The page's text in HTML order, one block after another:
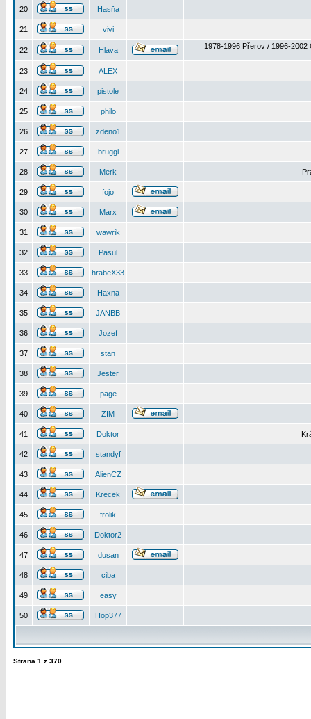
20 Hasňa
21 vivi
22 Hlava 1978-1996 Přerov / 1996-2002
23 ALEX
24 pistole
25 philo
26 zdeno1
27 bruggi
28 Merk
29 fojo
30 Marx
31 wawrik
32 Pasul
33 hrabeX33
34 Haxna
35 JANBB
36 Jozef
37 stan
38 Jester
39 page
40 ZIM
41 Doktor
42 standyf
43 AlienCZ
44 Krecek
45 frolik
46 Doktor2
47 dusan
48 ciba
49 easy
50 Hop377
Strana 1 z 370